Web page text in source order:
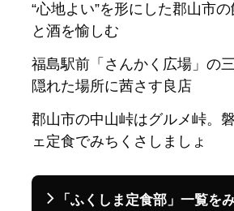
“心地よい”を形にした郡山市
と酒を愉しむ
福島駅前「さんかく広場」の
隠れた場所に茜さす良店
郡山市の中山峠はグルメ峠。
ェ定食でみちくさしましょ
「ふくしま定食部」一覧を